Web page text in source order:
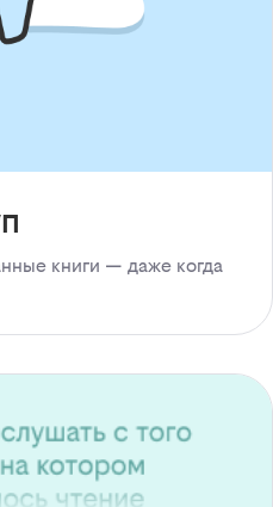
книги — даже когда